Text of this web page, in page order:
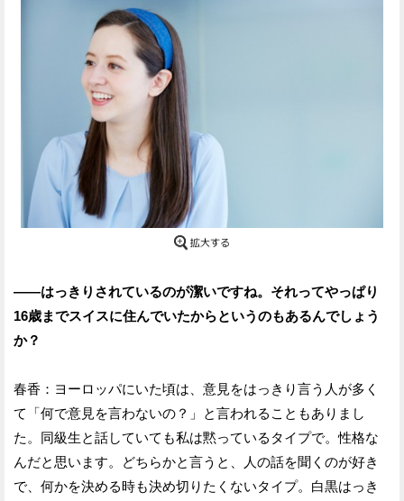
——はっきりされているのが潔いですね。それってやっぱり
16歳までスイスに住んでいたからというのもあるんでしょう
か？
春香：ヨーロッパにいた頃は、意見をはっきり言う人が多く
て「何で意見を言わないの？」と言われることもありまし
た。同級生と話していても私は黙っているタイプで。性格な
んだと思います。どちらかと言うと、人の話を聞くのが好き
で、何かを決める時も決め切りたくないタイプ。白黒はっき